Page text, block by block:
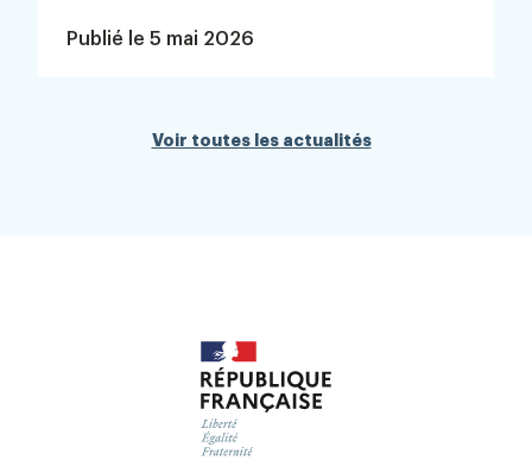
Publié le 5 mai 2026
Voir toutes les actualités